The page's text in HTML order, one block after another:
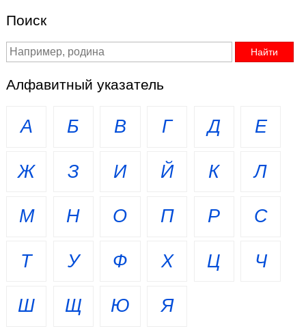
Поиск
Алфавитный указатель
А Б В Г Д Е
Ж З И Й К Л
М Н О П Р С
Т У Ф Х Ц Ч
Ш Щ Ю Я